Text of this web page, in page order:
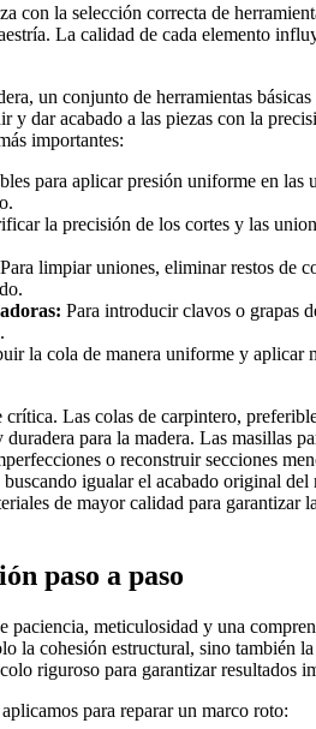
con la selección correcta de
La calidad de cada elemento
un conjunto de herramientas
y dar acabado a las piezas con la
importantes:
para aplicar presión uniforme en las
la precisión de los cortes y las
Para limpiar uniones, eliminar restos de
Para introducir clavos o grapas
la cola de manera uniforme y aplicar
Las colas de carpintero,
para la madera. Las masillas
o reconstruir secciones
igualar el acabado original del
de mayor calidad para garantizar
paso a paso
paciencia, meticulosidad y una
la cohesión estructural, sino también
riguroso para garantizar resultados
para reparar un marco roto: